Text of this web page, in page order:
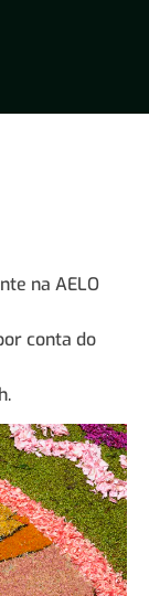
na AELO
conta do